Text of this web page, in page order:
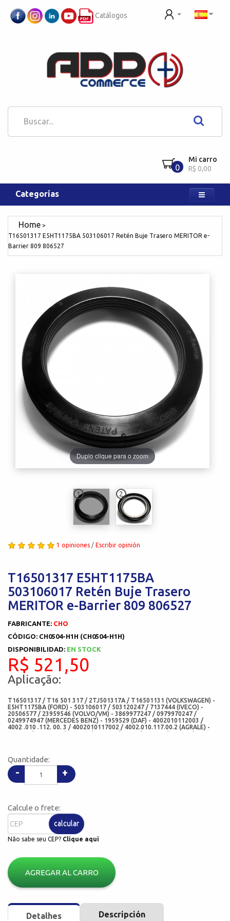
Catálogos
0
Mi carro
R$ 0,00
Categorías
T16501317 E5HT1175BA 503106017 Retén Buje Trasero MERITOR e-
Barrier 809 806527
1 2
Duplo clique para o zoom
1 opiniones / Escribir opinión
T16501317 E5HT1175BA
503106017 Retén Buje Trasero
MERITOR e-Barrier 809 806527
FABRICANTE: CHO
CÓDIGO: CH0504-H1H (CH0504-H1H)
DISPONIBILIDAD: EN STOCK
R$ 521,50
Aplicação:
T16501317 / T16 501 317 / 2TJ501317A / T16501131 (VOLKSWAGEN) -
E5HT1175BA (FORD) - 503106017 / 503120247 / 7137444 (IVECO) -
20506577 / 23959546 (VOLVO/VM) - 3869977247 / 0979970247 /
0249974947 (MERCEDES BENZ) - 1959529 (DAF) - 4002010112003 /
4002 .010 .112. 00. 3 / 4002010117002 / 4002.010.117.00.2 (AGRALE) -
806527 / MER0273 / 802610 / 802604 / MS15 / MS 145 / MS155 / MS 158
(SKF/CR) - 380003A (NATIONAL) - 393-0273 / 3930273 (STEMCO) - 861
(DANA) - 02713BRY / 08383BRY / 07338BAYF / 07340DAYF (SABO) -
2713V / 3189V (CORTECO) - 12020BRY / 12020 / 6860BAYF / 6860
(ARCA RETENTORES) - CH0504-H1H (CHO) - 07338-H1HEB (ADD) -
502853 / K594.592A (FAG) - 580/572 (NSK)
Quantidade:
- +
Calcule o frete:
calcular
Não sabe seu CEP? Clique aqui
AGREGAR AL CARRO
Detalhes Descripción